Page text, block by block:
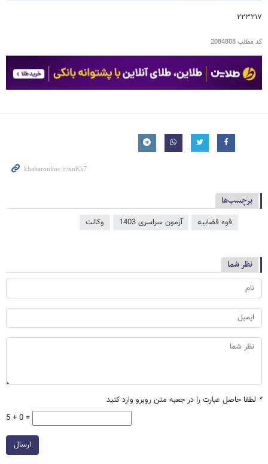
۲۲۳۲۱۷
کد مطلب2084808
برچسب‌ها
قوه قضاییه آزمون سراسری 1403 وکالت
نظر شما
* لطفا حاصل عبارت را در جعبه متن روبرو وارد کنید
5 + 0 =
ارسال